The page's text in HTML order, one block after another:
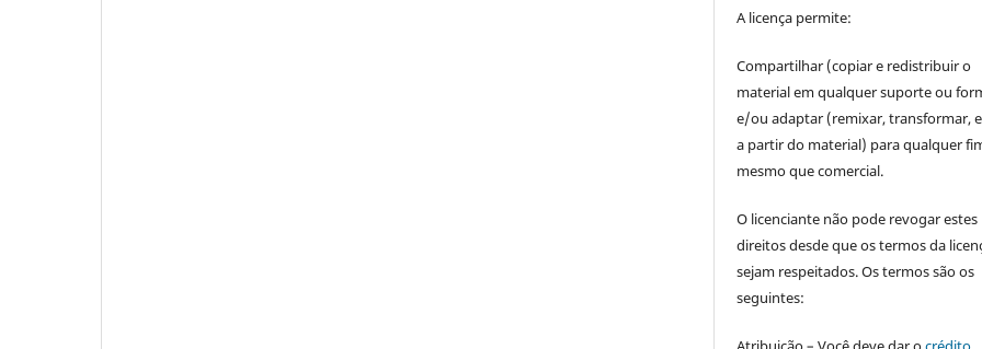
A licença permite:
Compartilhar (copiar e redistribuir o
material em qualquer suporte ou
e/ou adaptar (remixar, transformar,
a partir do material) para qualquer
mesmo que comercial.
O licenciante não pode revogar estes
direitos desde que os termos da
sejam respeitados. Os termos são os
seguintes: